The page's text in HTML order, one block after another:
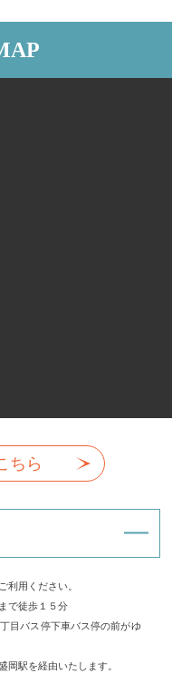
ちら
利用ください。
で徒歩１５分
目バス停下車バス停の前がゆ
岡駅を経由いたします。